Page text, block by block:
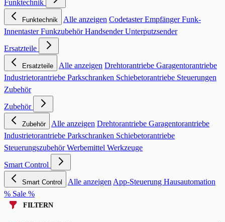
Funktechnik
Funktechnik Alle anzeigen CodetasterEmpfängerFunk-
InnentasterFunkzubehörHandsenderUnterputzsender
Ersatzteile
Ersatzteile Alle anzeigen Drehtorantriebe Garagentorantriebe
Industrietorantriebe Parkschranken Schiebetorantriebe Steuerungen
Zubehör
Zubehör
Zubehör Alle anzeigen Drehtorantriebe Garagentorantriebe
Industrietorantriebe Parkschranken Schiebetorantriebe
SteuerungszubehörWerbemittel Werkzeuge
Smart Control
Smart Control Alle anzeigen App-Steuerung Hausautomation
% Sale %
FILTERN